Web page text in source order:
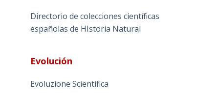
Directorio de colecciones científicas
españolas de HIstoria Natural
Evolución
Evoluzione Scientifica